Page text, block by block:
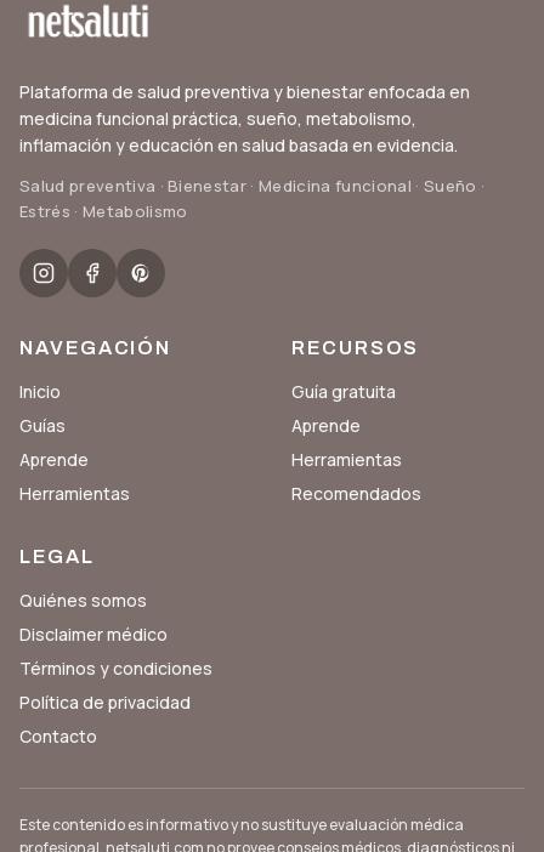
Plataforma de salud preventiva y bienestar enfocada en
medicina funcional práctica, sueño, metabolismo,
inflamación y educación en salud basada en evidencia.
Salud preventiva · Bienestar · Medicina funcional · Sueño ·
Estrés · Metabolismo
NAVEGACIÓN
Inicio
Guías
Aprende
Herramientas
RECURSOS
Guía gratuita
Aprende
Herramientas
Recomendados
LEGAL
Quiénes somos
Disclaimer médico
Términos y condiciones
Política de privacidad
Contacto
Este contenido es informativo y no sustituye evaluación médica
profesional. netsaluti.com no provee consejos médicos, diagnósticos ni